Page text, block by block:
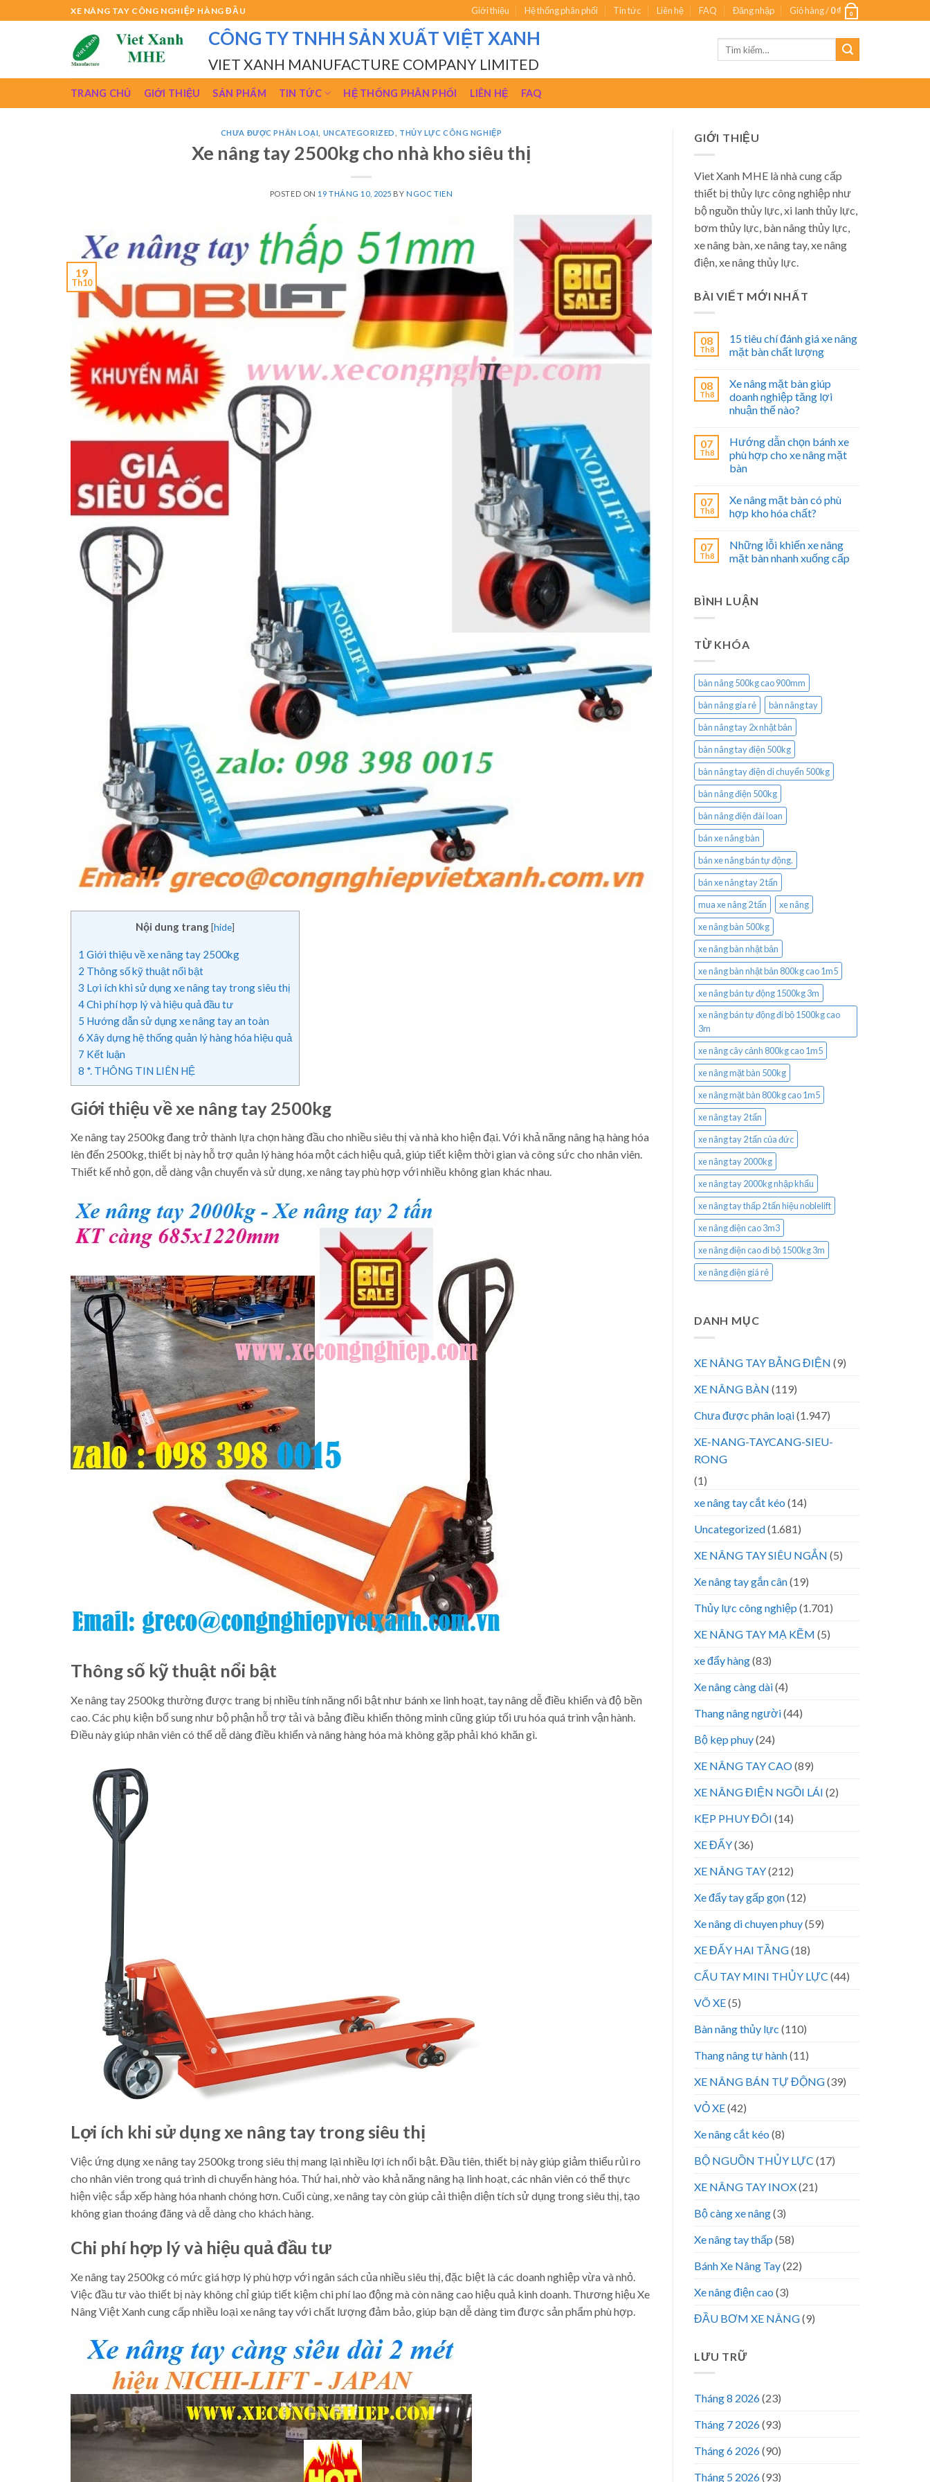
to
XE NÂNG TAY CÔNG NGHIỆP HÀNG ĐẦU Giới thiệu Hệ thống phân phối Tin tức Liên hệ FAQ Đăng nhập Giỏ hàng /0₫ 0
CÔNG TY TNHH SẢN XUẤT VIỆT XANH
VIET XANH MANUFACTURE COMPANY LIMITED
TRANG CHỦ GIỚI THIỆU SẢN PHẨM TIN TỨC HỆ THỐNG PHÂN PHỐI LIÊN HỆ FAQ
CHƯA ĐƯỢC PHÂN LOẠI UNCATEGORIZED THỦY LỰC CÔNG NGHIỆP
Xe nâng tay 2500kg cho nhà kho siêu thị
POSTED ON 19 THÁNG 10, 2025 BYNGOC TIEN
19
Th10
Nội dung trang[hide]
1 Giới thiệu về xe nâng tay 2500kg
2 Thông số kỹ thuật nổi bật
3 Lợi ích khi sử dụng xe nâng tay trong siêu thị
4Chi phí hợp lý và hiệu quả đầu tư
5 Hướng dẫn sử dụng xe nâng tay an toàn
6 Xây dựng hệ thống quản lý hàng hóa hiệu quả
7 Kết luận
8 *. THÔNG TIN LIÊN HỆ
Giới thiệu về xe nâng tay 2500kg
Xe nâng tay 2500kg đang trở thành lựa chọn hàng đầu cho nhiều siêu thị và nhà kho hiện đại. Với khả năng nâng hạ hàng hóa
lên đến 2500kg, thiết bị này hỗ trợ quản lý hàng hóa một cách hiệu quả, giúp tiết kiệm thời gian và công sức cho nhân viên.
Thiết kế nhỏ gọn, dễ dàng vận chuyển và sử dụng, xe nâng tay phù hợp với nhiều không gian khác nhau.
Thông số kỹ thuật nổi bật
Xe nâng tay 2500kg thường được trang bị nhiều tính năng nổi bật như bánh xe linh hoạt, tay nâng dễ điều khiển và độ bền
cao. Các phụ kiện bổ sung như bộ phận hỗ trợ tải và bảng điều khiển thông minh cũng giúp tối ưu hóa quá trình vận hành.
Điều này giúp nhân viên có thể dễ dàng điều khiển và nâng hàng hóa mà không gặp phải khó khăn gì.
Lợi ích khi sử dụng xe nâng tay trong siêu thị
Việc ứng dụng xe nâng tay 2500kg trong siêu thị mang lại nhiều lợi ích nổi bật. Đầu tiên, thiết bị này giúp giảm thiểu rủi ro
cho nhân viên trong quá trình di chuyển hàng hóa. Thứ hai, nhờ vào khả năng nâng hạ linh hoạt, các nhân viên có thể thực
hiện việc sắp xếp hàng hóa nhanh chóng hơn. Cuối cùng, xe nâng tay còn giúp cải thiện diện tích sử dụng trong siêu thị, tạo
không gian thoáng đãng và dễ dàng cho khách hàng.
Chi phí hợp lý và hiệu quả đầu tư
Xe nâng tay 2500kg có mức giá hợp lý phù hợp với ngân sách của nhiều siêu thị, đặc biệt là các doanh nghiệp vừa và nhỏ.
Việc đầu tư vào thiết bị này không chỉ giúp tiết kiệm chi phí lao động mà còn nâng cao hiệu quả kinh doanh. Thương hiệu Xe
Nâng Việt Xanh cung cấp nhiều loại xe nâng tay với chất lượng đảm bảo, giúp bạn dễ dàng tìm được sản phẩm phù hợp.
GIỚI THIỆU
Viet Xanh MHE là nhà cung cấp
thiết bị thủy lực công nghiệp như
bộ nguồn thủy lực, xi lanh thủy lực,
bơm thủy lực, bàn nâng thủy lực,
xe nâng bàn, xe nâng tay, xe nâng
điện, xe nâng thủy lực.
BÀI VIẾT MỚI NHẤT
08
Th8
15 tiêu chí đánh giá xe nâng
mặt bàn chất lượng
08
Th8
Xe nâng mặt bàn giúp
doanh nghiệp tăng lợi
nhuận thế nào?
07
Th8
Hướng dẫn chọn bánh xe
phù hợp cho xe nâng mặt
bàn
07
Th8
Xe nâng mặt bàn có phù
hợp kho hóa chất?
07
Th8
Những lỗi khiến xe nâng
mặt bàn nhanh xuống cấp
BÌNH LUẬN
TỪ KHÓA
bàn nâng 500kg cao 900mm
bàn nâng gía rẻ
bàn nâng tay
bàn nâng tay 2x nhật bản
bàn nâng tay điện 500kg
bàn nâng tay điện di chuyển 500kg
bàn nâng điện 500kg
bàn nâng điện đài loan
bán xe nâng bàn
bán xe nâng bán tự động.
bán xe nâng tay 2 tấn
mua xe nâng 2 tấn
xe nâng
xe nâng bàn 500kg
xe nâng bàn nhật bản
xe nâng bàn nhật bản 800kg cao 1m5
xe nâng bán tự động 1500kg 3m
xe nâng bán tự động đi bộ 1500kg cao
3m
xe nâng cây cảnh 800kg cao 1m5
xe nâng mặt bàn 500kg
xe nâng mặt bàn 800kg cao 1m5
xe nâng tay 2 tấn
xe nâng tay 2 tấn của đức
xe nâng tay 2000kg
xe nâng tay 2000kg nhập khẩu
xe nâng tay thấp 2 tấn hiệu noblelift
xe nâng điện cao 3m3
xe nâng điện cao đi bộ 1500kg 3m
xe nâng điện giá rẻ
DANH MỤC
XE NÂNG TAY BẰNG ĐIỆN (9)
XE NÂNG BÀN (119)
Chưa được phân loại(1.947)
XE-NANG-TAYCANG-SIEU-
RONG
(1)
xe nâng tay cắt kéo (14)
Uncategorized(1.681)
XE NÂNG TAY SIÊU NGẮN (5)
Xe nâng tay gắn cân(19)
Thủy lực công nghiệp (1.701)
XE NÂNG TAY MẠ KẼM (5)
xe đẩy hàng(83)
Xe nâng càng dài(4)
Thang nâng người(44)
Bộ kẹp phuy(24)
XE NÂNG TAY CAO(89)
XE NÂNG ĐIỆN NGỒI LÁI (2)
KẸP PHUY ĐÔI (14)
XE ĐẨY(36)
XE NÂNG TAY(212)
Xe đẩy tay gấp gọn(12)
Xe nâng di chuyen phuy(59)
XE ĐẨY HAI TẦNG(18)
CẨU TAY MINI THỦY LỰC (44)
VÕ XE(5)
Bàn nâng thủy lực (110)
Thang nâng tự hành(11)
XE NÂNG BÁN TỰ ĐỘNG(39)
VỎ XE(42)
Xe nâng cắt kéo (8)
BỘ NGUỒN THỦY LỰC (17)
XE NÂNG TAY INOX(21)
Bộ càng xe nâng(3)
Xe nâng tay thấp (58)
Bánh Xe Nâng Tay(22)
Xe nâng điện cao (3)
ĐẦU BƠM XE NÂNG(9)
LƯU TRỮ
Tháng 8 2026(23)
Tháng 7 2026(93)
Tháng 6 2026(90)
Tháng 5 2026(93)